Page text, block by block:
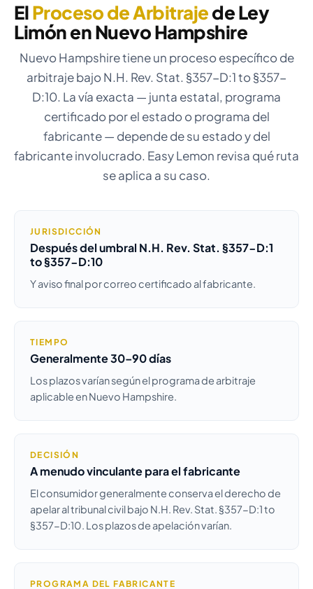
ElProceso de Arbitrajede Ley
Limón en Nuevo Hampshire
Nuevo Hampshire tiene un proceso específico de
arbitraje bajo N.H. Rev. Stat. §357-D:1 to §357-
D:10. La vía exacta — junta estatal, programa
certificado por el estado o programa del
fabricante — depende de su estado y del
fabricante involucrado. Easy Lemon revisa qué ruta
se aplica a su caso.
JURISDICCIÓN
Después del umbral N.H. Rev. Stat. §357-D:1
to §357-D:10
Y aviso final por correo certificado al fabricante.
TIEMPO
Generalmente 30–90 días
Los plazos varían según el programa de arbitraje
aplicable en Nuevo Hampshire.
DECISIÓN
A menudo vinculante para el fabricante
El consumidor generalmente conserva el derecho de
apelar al tribunal civil bajo N.H. Rev. Stat. §357-D:1 to
§357-D:10. Los plazos de apelación varían.
PROGRAMA DEL FABRICANTE